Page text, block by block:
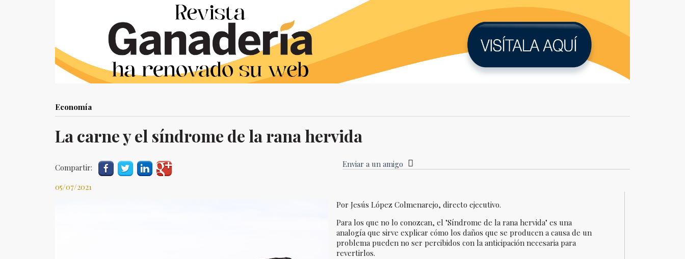
Economía
La carne y el síndrome de la rana hervida
Compartir: Enviar a un amigo
05/07/2021
Por Jesús López Colmenarejo, directo ejecutivo.
Para los que no lo conozcan, el "Síndrome de la rana hervida" es una
analogía que sirve explicar cómo los daños que se producen a causa de un
problema pueden no ser percibidos con la anticipación necesaria para
revertirlos.